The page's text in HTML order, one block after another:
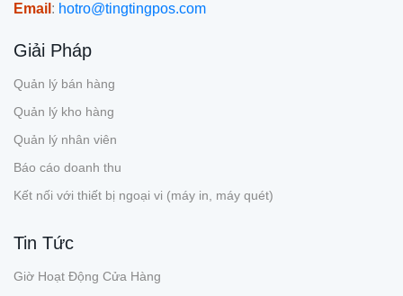
Email : hotro@tingtingpos.com
Giải Pháp
Quản lý bán hàng
Quản lý kho hàng
Quản lý nhân viên
Báo cáo doanh thu
Kết nối với thiết bị ngoại vi (máy in, máy quét)
Tin Tức
Giờ Hoạt Động Cửa Hàng